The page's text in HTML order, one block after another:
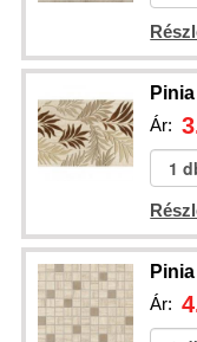
Ár:
Ár: